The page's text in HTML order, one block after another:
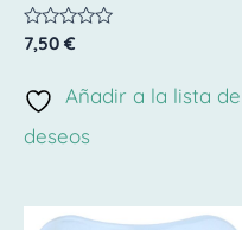
Valorado
con
de
5
7,50 €
Añadir a la lista de
deseos